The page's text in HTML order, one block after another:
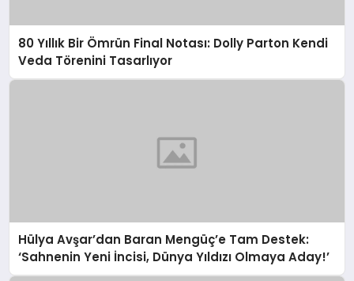
80 Yıllık Bir Ömrün Final Notası: Dolly Parton Kendi
Veda Törenini Tasarlıyor
Hülya Avşar’dan Baran Mengüç’e Tam Destek:
‘Sahnenin Yeni İncisi, Dünya Yıldızı Olmaya Aday!’